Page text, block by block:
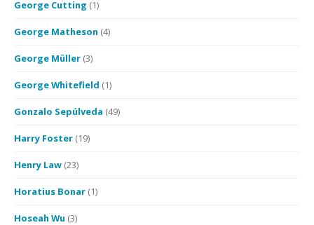
George Cutting (1)
George Matheson (4)
George Müller (3)
George Whitefield (1)
Gonzalo Sepúlveda (49)
Harry Foster (19)
Henry Law (23)
Horatius Bonar (1)
Hoseah Wu (3)